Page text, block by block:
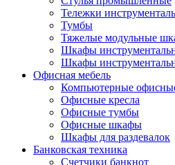
Тележки
Тумбы
Тяжелые модульные
Шкафы
Шкафы
Офисная мебель
Компьютерные
Офисные кресла
Офисные тумбы
Офисные шкафы
Шкафы для раздевалок
Банковская техника
Счетчики банкнот